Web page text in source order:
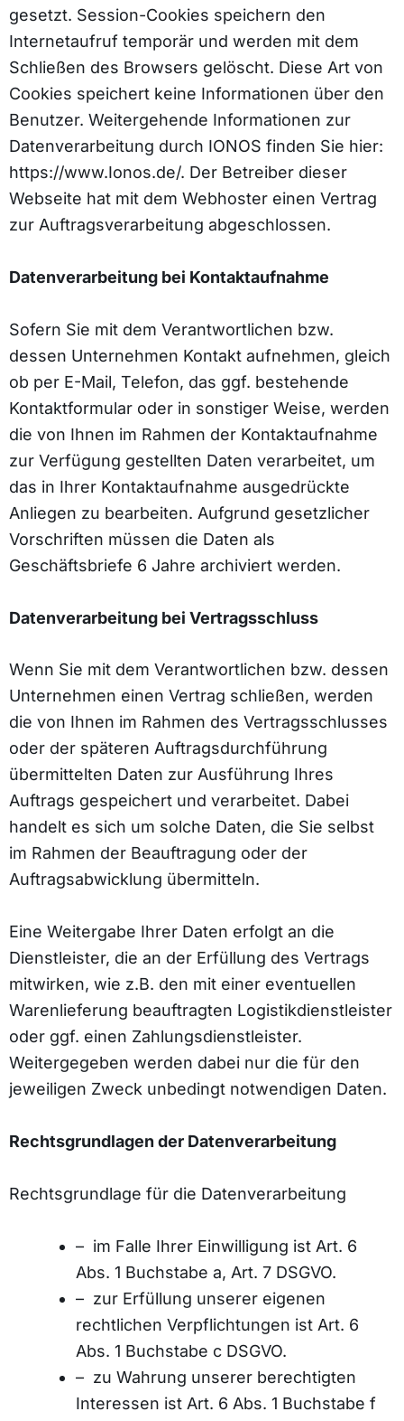
gesetzt. Session-Cookies speichern den
Internetaufruf temporär und werden mit dem
Schließen des Browsers gelöscht. Diese Art von
Cookies speichert keine Informationen über den
Benutzer. Weitergehende Informationen zur
Datenverarbeitung durch IONOS finden Sie hier:
https://www.Ionos.de/. Der Betreiber dieser
Webseite hat mit dem Webhoster einen Vertrag
zur Auftragsverarbeitung abgeschlossen.
Datenverarbeitung bei Kontaktaufnahme
Sofern Sie mit dem Verantwortlichen bzw.
dessen Unternehmen Kontakt aufnehmen, gleich
ob per E-Mail, Telefon, das ggf. bestehende
Kontaktformular oder in sonstiger Weise, werden
die von Ihnen im Rahmen der Kontaktaufnahme
zur Verfügung gestellten Daten verarbeitet, um
das in Ihrer Kontaktaufnahme ausgedrückte
Anliegen zu bearbeiten. Aufgrund gesetzlicher
Vorschriften müssen die Daten als
Geschäftsbriefe 6 Jahre archiviert werden.
Datenverarbeitung bei Vertragsschluss
Wenn Sie mit dem Verantwortlichen bzw. dessen
Unternehmen einen Vertrag schließen, werden
die von Ihnen im Rahmen des Vertragsschlusses
oder der späteren Auftragsdurchführung
übermittelten Daten zur Ausführung Ihres
Auftrags gespeichert und verarbeitet. Dabei
handelt es sich um solche Daten, die Sie selbst
im Rahmen der Beauftragung oder der
Auftragsabwicklung übermitteln.
Eine Weitergabe Ihrer Daten erfolgt an die
Dienstleister, die an der Erfüllung des Vertrags
mitwirken, wie z.B. den mit einer eventuellen
Warenlieferung beauftragten Logistikdienstleister
oder ggf. einen Zahlungsdienstleister.
Weitergegeben werden dabei nur die für den
jeweiligen Zweck unbedingt notwendigen Daten.
Rechtsgrundlagen der Datenverarbeitung
Rechtsgrundlage für die Datenverarbeitung
– im Falle Ihrer Einwilligung ist Art. 6
Abs. 1 Buchstabe a, Art. 7 DSGVO.
– zur Erfüllung unserer eigenen
rechtlichen Verpflichtungen ist Art. 6
Abs. 1 Buchstabe c DSGVO.
– zu Wahrung unserer berechtigten
Interessen ist Art. 6 Abs. 1 Buchstabe f